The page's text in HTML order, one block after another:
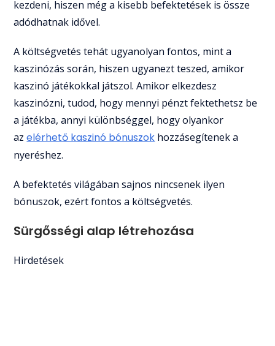
kezdeni, hiszen még a kisebb befektetések is össze
adódhatnak idővel.
A költségvetés tehát ugyanolyan fontos, mint a
kaszinózás során, hiszen ugyanezt teszed, amikor
kaszinó játékokkal játszol. Amikor elkezdesz
kaszinózni, tudod, hogy mennyi pénzt fektethetsz be
a játékba, annyi különbséggel, hogy olyankor
azelérhető kaszinó bónuszok hozzásegítenek a
nyeréshez.
A befektetés világában sajnos nincsenek ilyen
bónuszok, ezért fontos a költségvetés.
Sürgősségi alap létrehozása
Hirdetések